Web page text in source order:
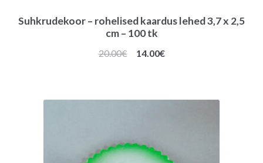
Suhkrudekoor – rohelised kaardus lehed 3,7 x 2,5
cm – 100 tk
20.00€
Algne
14.00€Praegune